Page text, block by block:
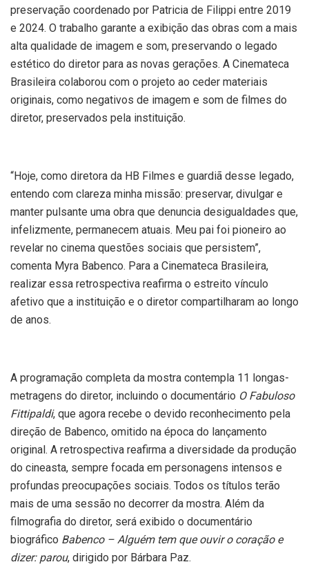
preservação coordenado por Patricia de Filippi entre 2019
e 2024. O trabalho garante a exibição das obras com a mais
alta qualidade de imagem e som, preservando o legado
estético do diretor para as novas gerações. A Cinemateca
Brasileira colaborou com o projeto ao ceder materiais
originais, como negativos de imagem e som de filmes do
diretor, preservados pela instituição.
“Hoje, como diretora da HB Filmes e guardiã desse legado,
entendo com clareza minha missão: preservar, divulgar e
manter pulsante uma obra que denuncia desigualdades que,
infelizmente, permanecem atuais. Meu pai foi pioneiro ao
revelar no cinema questões sociais que persistem”,
comenta Myra Babenco. Para a Cinemateca Brasileira,
realizar essa retrospectiva reafirma o estreito vínculo
afetivo que a instituição e o diretor compartilharam ao longo
de anos.
A programação completa da mostra contempla 11 longas-
metragens do diretor, incluindo o documentário O Fabuloso
Fittipaldi, que agora recebe o devido reconhecimento pela
direção de Babenco, omitido na época do lançamento
original. A retrospectiva reafirma a diversidade da produção
do cineasta, sempre focada em personagens intensos e
profundas preocupações sociais. Todos os títulos terão
mais de uma sessão no decorrer da mostra. Além da
filmografia do diretor, será exibido o documentário
biográfico Babenco – Alguém tem que ouvir o coração e
dizer: parou, dirigido por Bárbara Paz.